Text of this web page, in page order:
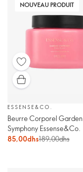
NOUVEAU PRODUIT
ESSENSE&CO.
Beurre Corporel Garden
Symphony Essense&Co.
85,00dhs189,00dhs